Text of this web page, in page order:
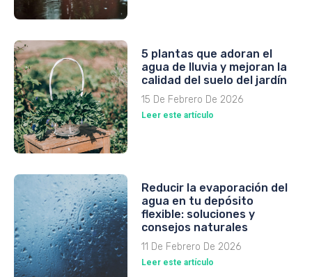
5 plantas que adoran el
agua de lluvia y mejoran la
calidad del suelo del jardín
15 De Febrero De 2026
Leer este artículo
Reducir la evaporación del
agua en tu depósito
flexible: soluciones y
consejos naturales
11 De Febrero De 2026
Leer este artículo